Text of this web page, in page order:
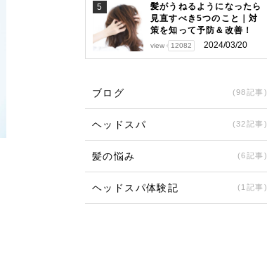
5
髪がうねるようになったら
見直すべき5つのこと｜対
策を知って予防＆改善！
view 12082 2024/03/20
ブログ (98記事)
ヘッドスパ (32記事)
髪の悩み (6記事)
ヘッドスパ体験記 (1記事)